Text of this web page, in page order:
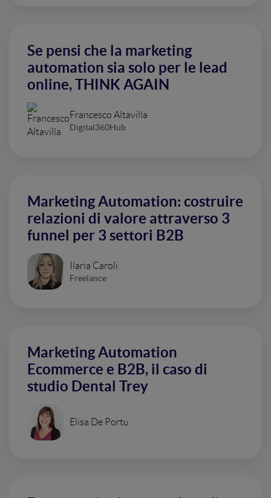
Se pensi che la marketing
automation sia solo per le lead
online, THINK AGAIN
Francesco Altavilla
Digital360Hub
Marketing Automation: costruire
relazioni di valore attraverso 3
funnel per 3 settori B2B
Ilaria Caroli
Freelance
Marketing Automation
Ecommerce e B2B, il caso di
studio Dental Trey
Elisa De Portu